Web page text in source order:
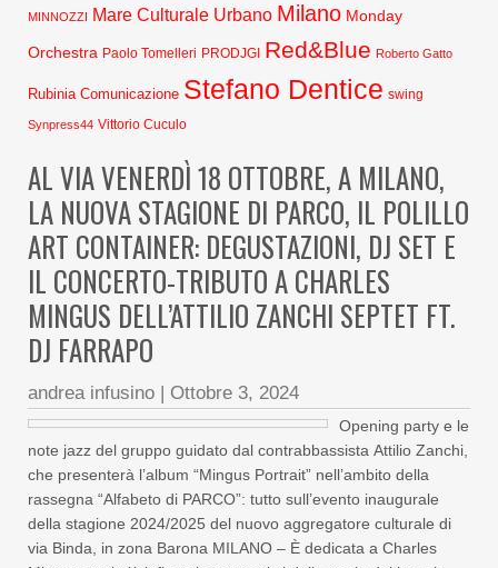
MINNOZZI Mare Culturale Urbano Milano Monday
Orchestra Paolo Tomelleri PRODJGI Red&Blue Roberto Gatto
Rubinia Comunicazione Stefano Dentice swing
Synpress44 Vittorio Cuculo
AL VIA VENERDÌ 18 OTTOBRE, A MILANO,
LA NUOVA STAGIONE DI PARCO, IL POLILLO
ART CONTAINER: DEGUSTAZIONI, DJ SET E
IL CONCERTO-TRIBUTO A CHARLES
MINGUS DELL’ATTILIO ZANCHI SEPTET FT.
DJ FARRAPO
andrea infusino | Ottobre 3, 2024
Opening party e le
note jazz del gruppo guidato dal contrabbassista Attilio Zanchi,
che presenterà l’album “Mingus Portrait” nell’ambito della
rassegna “Alfabeto di PARCO”: tutto sull’evento inaugurale
della stagione 2024/2025 del nuovo aggregatore culturale di
via Binda, in zona Barona MILANO – È dedicata a Charles